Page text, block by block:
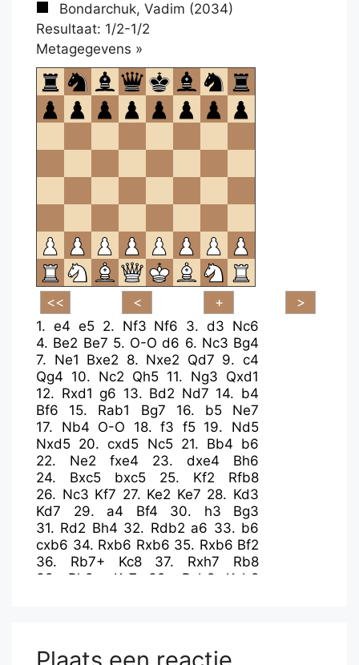
Bondarchuk, Vadim (2034)
Resultaat: 1/2-1/2
Metagegevens »
om
te
openen.
1. e4 e5 2. Nf3 Nf6 3.d3 Nc6
4. Be2 Be7 5. O-O d6 6. Nc3 Bg4
7. Ne1 Bxe2 8. Nxe2 Qd7 9.c4
Qg4 10. Nc2 Qh5 11. Ng3 Qxd1
12. Rxd1 g6 13. Bd2 Nd7 14. b4
Bf6
15. Rab1 Bg7 16. b5
Ne7
17. Nb4 O-O 18.f3 f5 19. Nd5
Nxd5 20.cxd5 Nc5 21. Bb4 b6
22. Ne2 fxe4 23. dxe4
Bh6
24. Bxc5 bxc5 25. Kf2
Rfb8
26. Nc3 Kf7 27. Ke2 Ke7 28. Kd3
Kd7
29. a4 Bf4 30. h3
Bg3
31. Rd2 Bh4 32. Rdb2 a6 33. b6
cxb6 34. Rxb6 Rxb6 35. Rxb6 Bf2
36. Rb7+ Kc8 37. Rxh7
Rb8
38. Rh8+ Kc7 39. Rxb8
Kxb8